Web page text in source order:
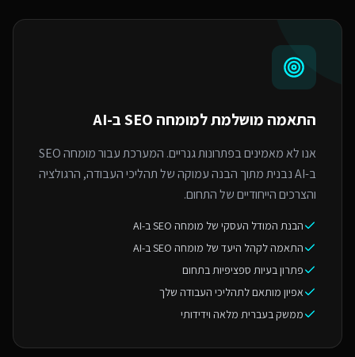
התאמה מושלמת למומחה SEO ב-AI
אנו לא מאמינים בפתרונות גנריים. המערכת עבור מומחה SEO
ב-AI נבנית מתוך הבנה עמוקה של תהליכי העבודה, הרגולציה
והצרכים הייחודיים של התחום.
הבנת המודל העסקי של מומחה SEO ב-AI
התאמה לקהל היעד של מומחה SEO ב-AI
פתרון בעיות ספציפיות בתחום
אפיון מותאם לתהליכי העבודה שלך
ממשק בעברית מלאה וידידותי